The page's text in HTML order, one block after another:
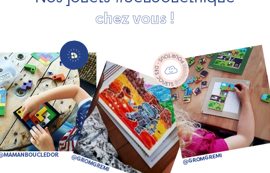
chez vous !